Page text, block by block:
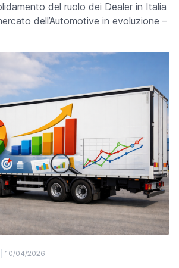
del ruolo dei Dealer in Italia
dell’Automotive in evoluzione –
10/04/2026